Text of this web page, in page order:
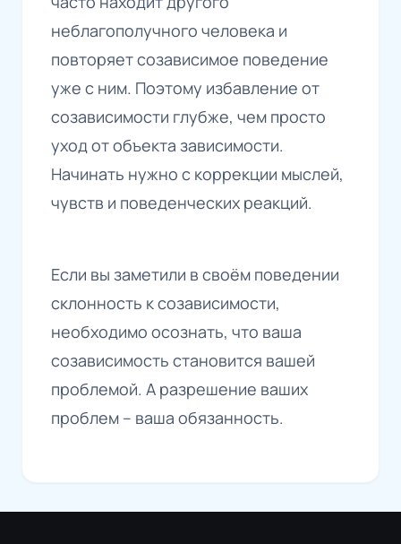
неблагополучного человека и
повторяет созависимое поведение
уже с ним. Поэтому избавление от
созависимости глубже, чем просто
уход от объекта зависимости.
Начинать нужно с коррекции мыслей,
чувств и поведенческих реакций.
Если вы заметили в своём поведении
склонность к созависимости,
необходимо осознать, что ваша
созависимость становится вашей
проблемой. А разрешение ваших
проблем – ваша обязанность.